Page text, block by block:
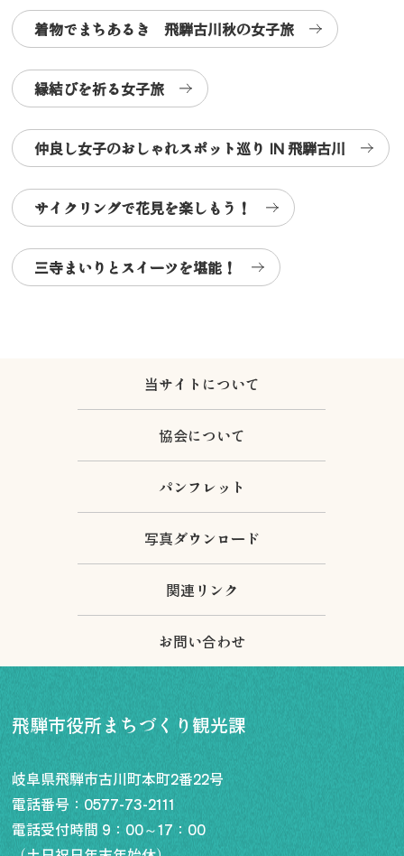
着物でまちあるき 飛騨古川秋の女子旅
縁結びを祈る女子旅
仲良し女子のおしゃれスポット巡り IN 飛騨古川
サイクリングで花見を楽しもう！
三寺まいりとスイーツを堪能！
当サイトについて
協会について
パンフレット
写真ダウンロード
関連リンク
お問い合わせ
飛騨市役所まちづくり観光課
岐阜県飛騨市古川町本町2番22号
電話番号： 0577-73-2111
電話受付時間 9：00～17：00